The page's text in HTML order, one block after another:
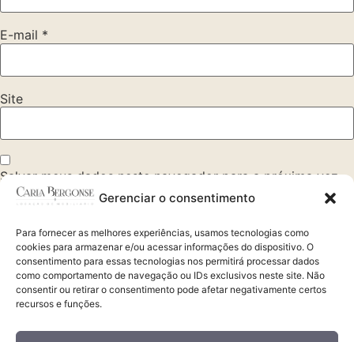
Gerenciar o consentimento
Para fornecer as melhores experiências, usamos tecnologias como
cookies para armazenar e/ou acessar informações do dispositivo. O
consentimento para essas tecnologias nos permitirá processar dados
como comportamento de navegação ou IDs exclusivos neste site. Não
consentir ou retirar o consentimento pode afetar negativamente certos
recursos e funções.
E-mail *
Site
Salvar meus dados neste navegador para a próxima vez
que eu comentar.
Alugue via whatsapp
41 99209.4900 | 98823.2468